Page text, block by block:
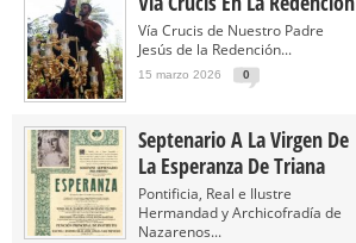
Vía Crucis de Nuestro Padre
Jesús de la Redención...
15 marzo 2026 0
Septenario A La Virgen De
La Esperanza De Triana
Pontificia, Real e Ilustre
Hermandad y Archicofradía de
Nazarenos...